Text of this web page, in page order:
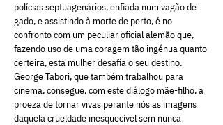
polícias septuagenários, enfiada num vagão de
gado, e assistindo à morte de perto, é no
confronto com um peculiar oficial alemão que,
fazendo uso de uma coragem tão ingénua quanto
certeira, esta mulher desafia o seu destino.
George Tabori, que também trabalhou para
cinema, consegue, com este diálogo mãe-filho, a
proeza de tornar vivas perante nós as imagens
daquela crueldade inesquecível sem nunca